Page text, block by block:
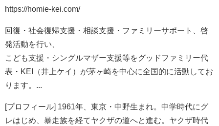
https://homie-kei.com/
回復・社会復帰支援・相談支援・ファミリーサポート、啓
発活動を行い、
こども支援・シングルマザー支援等をグッドファミリー代
表・KEI（井上ケイ）が茅ヶ崎を中心に全国的に活動してお
ります。...
[プロフィール] 1961年、東京・中野生まれ。中学時代にグ
レはじめ、暴走族を経てヤクザの道へと進む。ヤクザ時代